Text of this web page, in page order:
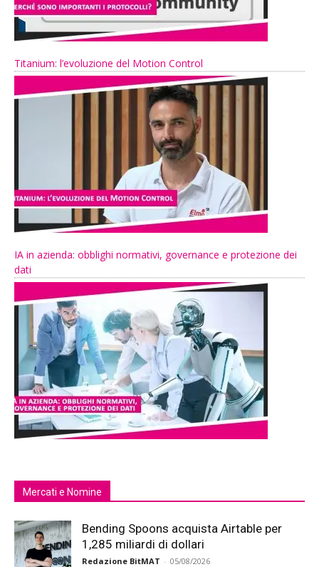
Titanium: l’evoluzione del Motion Control
IA in azienda: obblighi normativi, governance e protezione dei
dati
Mercati e Nomine
Bending Spoons acquista Airtable per
1,285 miliardi di dollari
Redazione BitMAT - 05/08/2026